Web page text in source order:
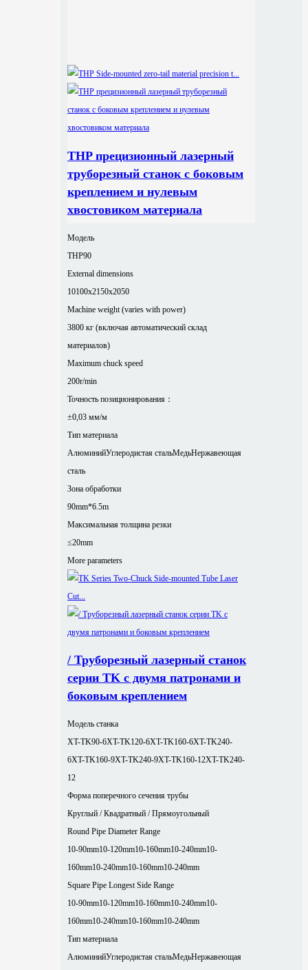
THP прецизионный лазерный
труборезный станок с боковым
креплением и нулевым
хвостовиком материала
Модель
THP90
External dimensions
10100x2150x2050
Machine weight (varies with power)
3800 кг (включая автоматический склад
материалов)
Maximum chuck speed
200r/min
Точность позиционирования：
±0,03 мм/м
Тип материала
АлюминийУглеродистая стальМедьНержавеющая
сталь
Зона обработки
90mm*6.5m
Максимальная толщина резки
≤20mm
More parameters
/ Труборезный лазерный станок
серии TK с двумя патронами и
боковым креплением
Модель станка
XT-TK90-6XT-TK120-6XT-TK160-6XT-TK240-
6XT-TK160-9XT-TK240-9XT-TK160-12XT-TK240-
12
Форма поперечного сечения трубы
Круглый / Квадратный / Прямоугольный
Round Pipe Diameter Range
10-90mm10-120mm10-160mm10-240mm10-
160mm10-240mm10-160mm10-240mm
Square Pipe Longest Side Range
10-90mm10-120mm10-160mm10-240mm10-
160mm10-240mm10-160mm10-240mm
Тип материала
АлюминийУглеродистая стальМедьНержавеющая